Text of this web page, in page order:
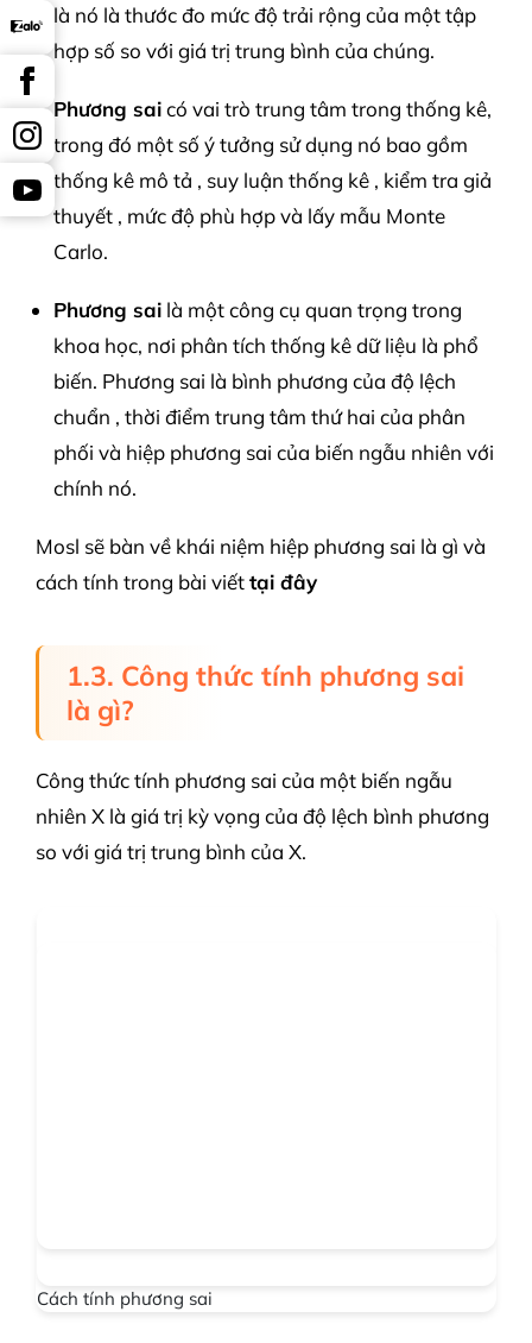
là nó là thước đo mức độ trải rộng của một tập
hợp số so với giá trị trung bình của chúng.
Phương saicó vai trò trung tâm trong thống kê,
trong đó một số ý tưởng sử dụng nó bao gồm
thống kê mô tả , suy luận thống kê , kiểm tra giả
thuyết , mức độ phù hợp và lấy mẫu Monte
Carlo.
Phương sai là một công cụ quan trọng trong
khoa học, nơi phân tích thống kê dữ liệu là phổ
biến. Phương sai là bình phương của độ lệch
chuẩn , thời điểm trung tâm thứ hai của phân
phối và hiệp phương sai của biến ngẫu nhiên với
chính nó.
Mosl sẽ bàn về khái niệm hiệp phương sai là gì và
cách tính trong bài viếttại đây
1.3. Công thức tính phương sai
là gì?
Công thức tính phương sai của một biến ngẫu
nhiên X là giá trị kỳ vọng của độ lệch bình phương
so với giá trị trung bình của X.
Cách tính phương sai